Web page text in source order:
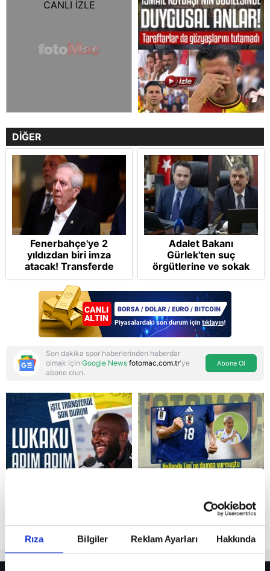
Rıza Bilgiler Reklam Ayarları Hakkında
Reddet
DİĞER
Fenerbahçe'ye 2
yıldızdan biri imza
atacak! Transferde
golcü harekatı...
Adalet Bakanı
Gürlek'ten suç
örgütlerine ve sokak
çetelerine net mesaj:
"Devlet tepenize
binecek"
Son dakika spor haberlerinden haberdar
olmak için Google News fotomac.com.tr'ye
abone olun.
Abone Ol